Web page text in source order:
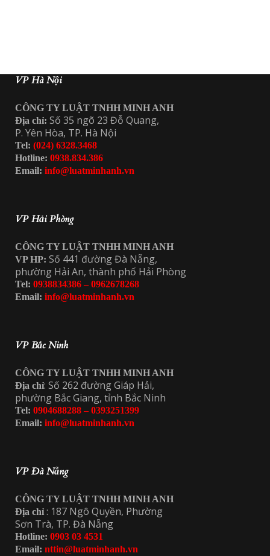
VP Hà Nội
CÔNG TY LUẬT TNHH MINH ANH
Địa chỉ: Số 35 ngõ 23 Đỗ Quang,
P. Yên Hòa, TP. Hà Nội
Tel: (024) 6328.3468
Hotline: 0938.834.386
Email: info@luatminhanh.vn
VP Hải Phòng
CÔNG TY LUẬT TNHH MINH ANH
VP HP: Số 441 đường Đà Nẵng,
phường Hải An, thành phố Hải Phòng
Tel: 0938834386 – 0962678268
Email: info@luatminhanh.vn
VP Bắc Ninh
CÔNG TY LUẬT TNHH MINH ANH
Địa chỉ: Số 262 đường Giáp Hải,
phường Bắc Giang, tỉnh Bắc Ninh
Tel: 0904688288 – 0393251399
Email: info@luatminhanh.vn
VP Đà Nẵng
CÔNG TY LUẬT TNHH MINH ANH
Địa chỉ : 187 Ngô Quyền, Phường
Sơn Trà, TP. Đà Nẵng
Hotline: 0903 03 4531
Email: nttin@luatminhanh.vn